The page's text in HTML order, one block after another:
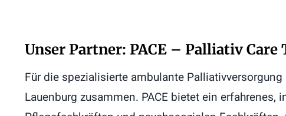
Unser Partner: PACE – Palliativ Care
Für die spezialisierte ambulante
Lauenburg zusammen. PACE bietet ein